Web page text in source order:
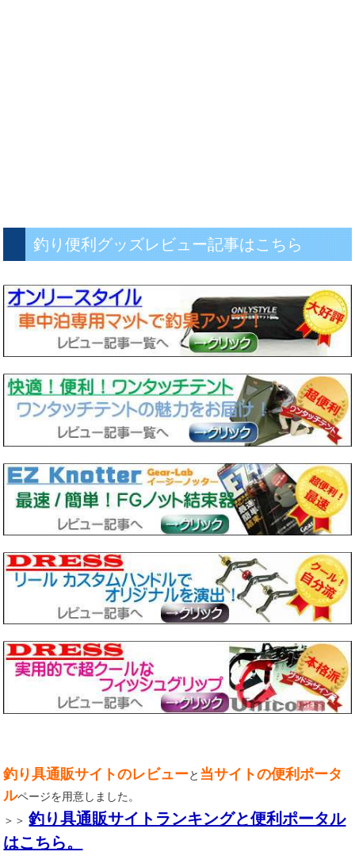
釣り便利グッズレビュー記事はこちら
釣り具通販サイトのレビューと 当サイトの便利ポータ
ルページを用意しました。
＞＞釣り具通販サイトランキングと便利ポータル
はこちら。